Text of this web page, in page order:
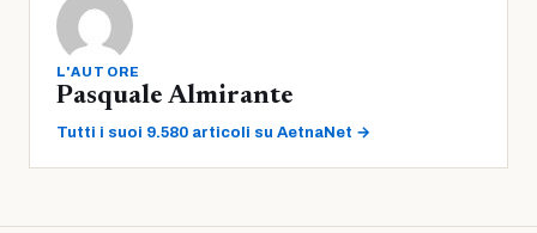
L'AUTORE
Pasquale Almirante
Tutti i suoi 9.580 articoli su AetnaNet →